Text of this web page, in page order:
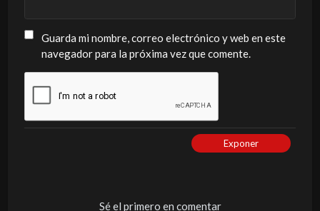
Guarda mi nombre, correo electrónico y web en este
navegador para la próxima vez que comente.
Exponer
Sé el primero en comentar